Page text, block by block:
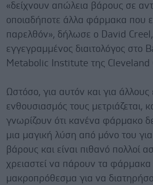
«δείχνουν απώλεια βάρους σε
οποιαδήποτε άλλα φάρμακα που
παρελθόν», δήλωσε ο David
εγγεγραμμένος διαιτολόγος στο
Metabolic Institute της Cleveland
Ωστόσο, για αυτόν και για άλλους
ενθουσιασμός τους μετριάζεται,
γνωρίζουν ότι κανένα φάρμακο
μια μαγική λύση από μόνο του
βάρους και είναι πιθανό πολλοί
χρειαστεί να πάρουν τα φάρμακα
μακροπρόθεσμα για να